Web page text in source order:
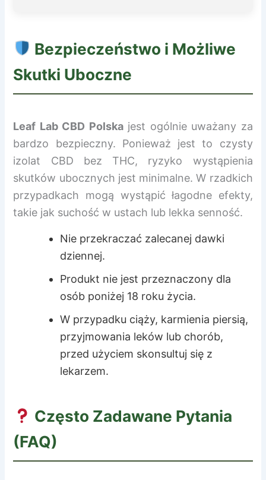
Bezpieczeństwo i Możliwe
Skutki Uboczne
Leaf Lab CBD Polskajest ogólnie uważany za
bardzo bezpieczny. Ponieważ jest to czysty
izolat CBD bez THC, ryzyko wystąpienia
skutków ubocznych jest minimalne. W rzadkich
przypadkach mogą wystąpić łagodne efekty,
takie jak suchość w ustach lub lekka senność.
Nie przekraczać zalecanej dawki
dziennej.
Produkt nie jest przeznaczony dla
osób poniżej 18 roku życia.
W przypadku ciąży, karmienia piersią,
przyjmowania leków lub chorób,
przed użyciem skonsultuj się z
lekarzem.
Często Zadawane Pytania
(FAQ)